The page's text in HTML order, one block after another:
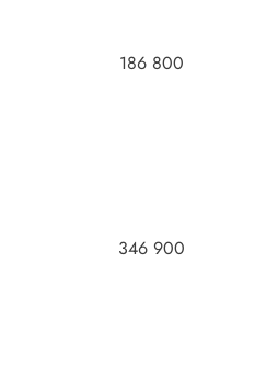
186 800
346 900